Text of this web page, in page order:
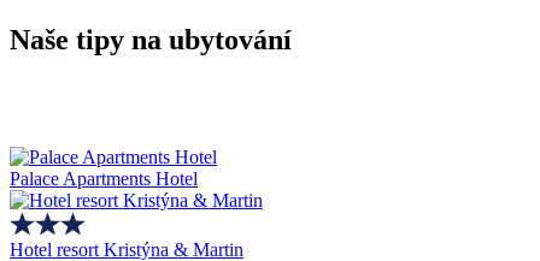
Naše tipy na ubytování
Palace Apartments Hotel
Hotel resort Kristýna & Martin